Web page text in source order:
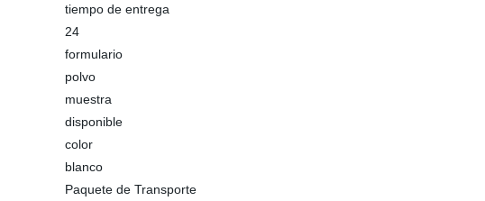
tiempo de entrega
24
formulario
polvo
muestra
disponible
color
blanco
Paquete de Transporte